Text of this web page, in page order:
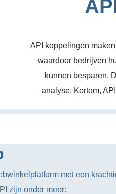
API koppelingen
waardoor bedrijven
kunnen besparen.
analyse. Kortom,
met een
zijn onder meer: